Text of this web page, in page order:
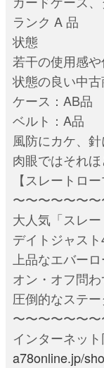
ランク A 品
状態
若干の使用感
状態の良い中古
ケース：AB品
ベルト：A品
風防にカケ、針
肉眼ではそれほ
【スレートロ
〜〜〜〜〜〜
大人気「スレ
デイトジャス
上品なエバーロ
オン・オフ問
圧倒的なステー
〜〜〜〜〜〜
インターネッ
a78online.jp/